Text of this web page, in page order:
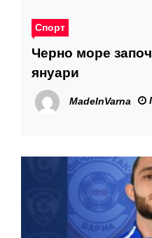
Спорт
Черно море
януари
MadeInVarna